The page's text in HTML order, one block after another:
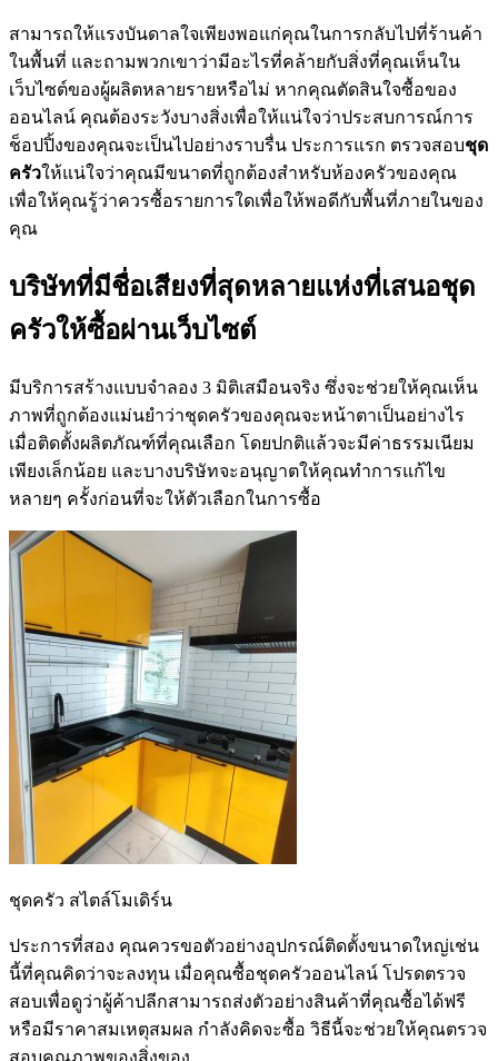
สามารถให้แรงบันดาลใจเพียงพอแก่คุณในการกลับไปที่ร้านค้า
ในพื้นที่ และถามพวกเขาว่ามีอะไรที่คล้ายกับสิ่งที่คุณเห็นใน
เว็บไซต์ของผู้ผลิตหลายรายหรือไม่ หากคุณตัดสินใจซื้อของ
ออนไลน์ คุณต้องระวังบางสิ่งเพื่อให้แน่ใจว่าประสบการณ์การ
ช็อปปิ้งของคุณจะเป็นไปอย่างราบรื่น ประการแรก ตรวจสอบชุด
ครัวให้แน่ใจว่าคุณมีขนาดที่ถูกต้องสำหรับห้องครัวของคุณ
เพื่อให้คุณรู้ว่าควรซื้อรายการใดเพื่อให้พอดีกับพื้นที่ภายในของ
คุณ
บริษัทที่มีชื่อเสียงที่สุดหลายแห่งที่เสนอชุด
ครัวให้ซื้อผ่านเว็บไซต์
มีบริการสร้างแบบจำลอง 3 มิติเสมือนจริง ซึ่งจะช่วยให้คุณเห็น
ภาพที่ถูกต้องแม่นยำว่าชุดครัวของคุณจะหน้าตาเป็นอย่างไร
เมื่อติดตั้งผลิตภัณฑ์ที่คุณเลือก โดยปกติแล้วจะมีค่าธรรมเนียม
เพียงเล็กน้อย และบางบริษัทจะอนุญาตให้คุณทำการแก้ไข
หลายๆ ครั้งก่อนที่จะให้ตัวเลือกในการซื้อ
ชุดครัว สไตล์โมเดิร์น
ประการที่สอง คุณควรขอตัวอย่างอุปกรณ์ติดตั้งขนาดใหญ่เช่น
นี้ที่คุณคิดว่าจะลงทุน เมื่อคุณซื้อชุดครัวออนไลน์ โปรดตรวจ
สอบเพื่อดูว่าผู้ค้าปลีกสามารถส่งตัวอย่างสินค้าที่คุณซื้อได้ฟรี
หรือมีราคาสมเหตุสมผล กำลังคิดจะซื้อ วิธีนี้จะช่วยให้คุณตรวจ